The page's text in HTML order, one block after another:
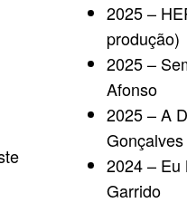
2025 –
produção)
2025 –
Afonso
2025 – A
Gonçalves
2024 – Eu
Garrido